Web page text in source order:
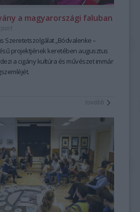
a magyarországi faluban
Szeretetszolgálat„Bódvalenke –
projektjének keretében augusztus
a cigány kultúra és művészet immár
tovább